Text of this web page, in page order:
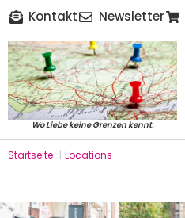
Kontakt Newsletter
Wo Liebe keine Grenzen kennt.
Startseite | Locations